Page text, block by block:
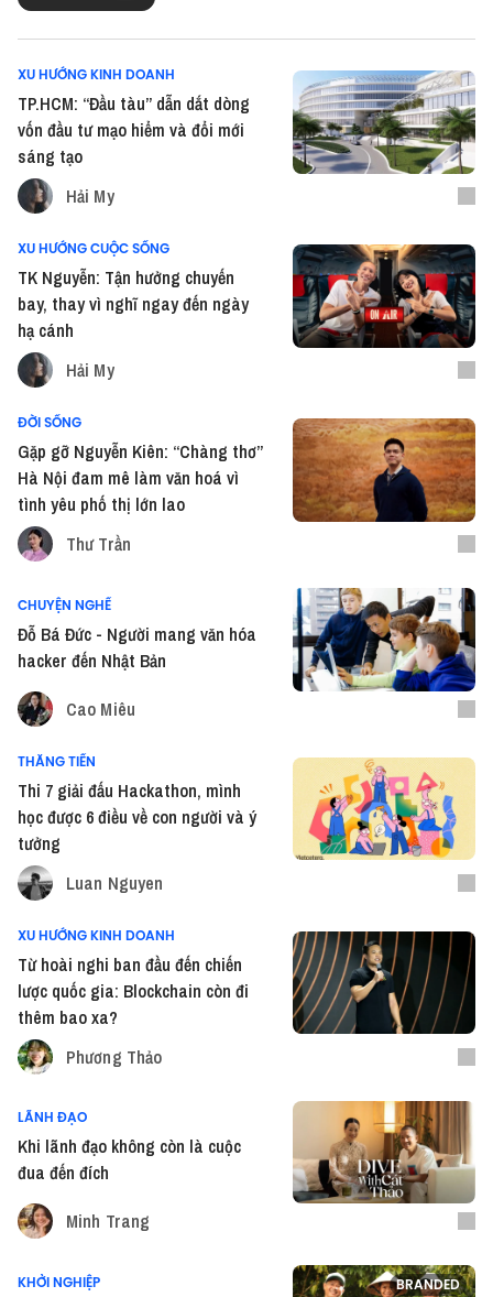
XU HƯỚNG KINH DOANH
TP.HCM: “Đầu tàu” dẫn dắt dòng
vốn đầu tư mạo hiểm và đổi mới
sáng tạo
Hải My
XU HƯỚNG CUỘC SỐNG
TK Nguyễn: Tận hưởng chuyến
bay, thay vì nghĩ ngay đến ngày
hạ cánh
Hải My
ĐỜI SỐNG
Gặp gỡ Nguyễn Kiên: “Chàng thơ”
Hà Nội đam mê làm văn hoá vì
tình yêu phố thị lớn lao
Thư Trần
CHUYỆN NGHỀ
Đỗ Bá Đức - Người mang văn hóa
hacker đến Nhật Bản
Cao Miêu
THĂNG TIẾN
Thi 7 giải đấu Hackathon, mình
học được 6 điều về con người và ý
tưởng
Luan Nguyen
XU HƯỚNG KINH DOANH
Từ hoài nghi ban đầu đến chiến
lược quốc gia: Blockchain còn đi
thêm bao xa?
Phương Thảo
LÃNH ĐẠO
Khi lãnh đạo không còn là cuộc
đua đến đích
Minh Trang
BRANDED
KHỞI NGHIỆP